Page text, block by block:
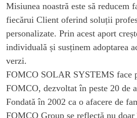
Misiunea noastră este să reducem
fiecărui Client oferind soluții
personalizate. Prin acest aport
individuală și susținem adoptarea
verzi.
FOMCO SOLAR SYSTEMS face
FOMCO, dezvoltat în peste 20 de
Fondată în 2002 ca o afacere de
FOMCO Group se reflectă nu doar